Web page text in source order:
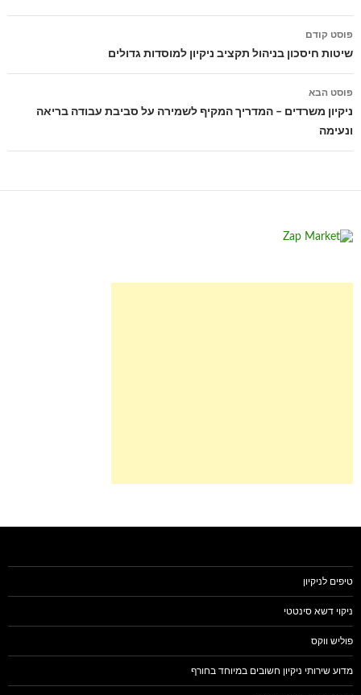
ניווט
בפוסטים
פוסט קודם
שיטות חיסכון בניהול תקציב ניקיון למוסדות גדולים
פוסט הבא
ניקיון משרדים – המדריך המקיף לשמירה על סביבת עבודה בריאה
ונעימה
טיפים לניקיון
ניקוי דשא סינטטי
פוליש ווקס
מדוע שירותי ניקיון חשובים במיוחד בחורף